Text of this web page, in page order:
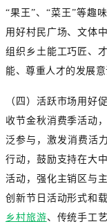
“果王”、“菜王”等趣
用好村民广场、文体
组织乡土能工巧匠、
能、尊重人才的发展
（四）活跃市场用好
收节金秋消费季活动
泛参与，激发消费活
行动，鼓励支持在大
活动，强化主销区与
创新节日活动形式和
乡村旅游、传统手工